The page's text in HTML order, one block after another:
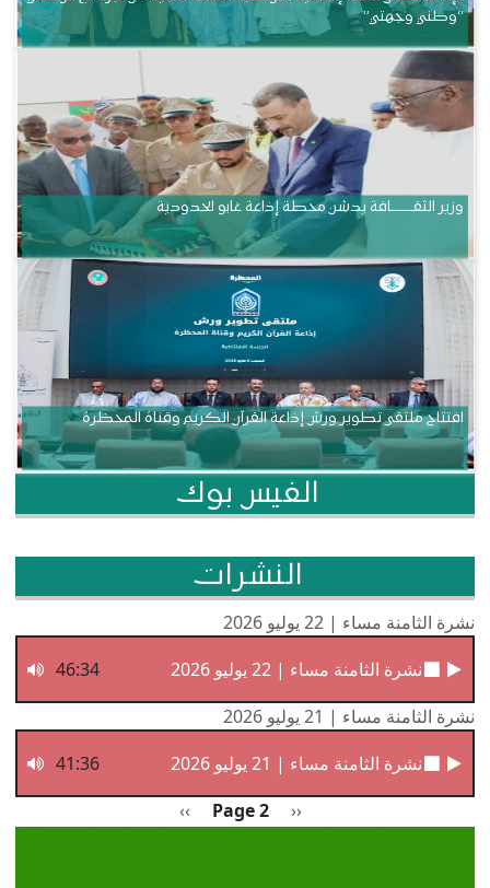
“وطني وجهتي”
وزير الثقــــــــــافة يدشن محطة إذاعة غابو الحدودية
افتتاح ملتقى تطوير ورش إذاعة القرآن الكريم وقناة المحظرة
الفيس بوك
النشرات
نشرة الثامنة مساء | 22 يوليو 2026
نشرة الثامنة مساء | 22 يوليو 2026
46:34
نشرة الثامنة مساء | 21 يوليو 2026
نشرة الثامنة مساء | 21 يوليو 2026
41:36
Previous page
‹‹
Page 2 الصفحة التالية
››